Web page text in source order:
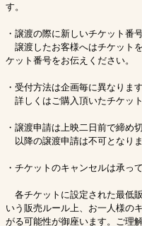
す。
・譲渡の際に新しいチケット番
譲渡したお客様へはチケット
ケット番号をお伝えください。
・受付方法は企画毎に異なります
詳しくはご購入頂いたチケッ
・譲渡申請は上映二日前で締め
以降の譲渡申請は不可となり
・チケットのキャンセルは承っ
各チケットに設定された最低
いう販売ルール上、お一人様の
がる可能性が御座います。ご理